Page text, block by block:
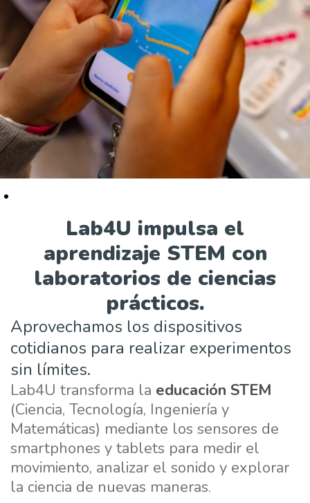
Lab4U impulsa el
aprendizaje STEM con
laboratorios de ciencias
prácticos.
Aprovechamos los dispositivos
cotidianos para realizar experimentos
sin límites.
Lab4U transforma la educación STEM
(Ciencia, Tecnología, Ingeniería y
Matemáticas) mediante los sensores de
smartphones y tablets para medir el
movimiento, analizar el sonido y explorar
la ciencia de nuevas maneras.